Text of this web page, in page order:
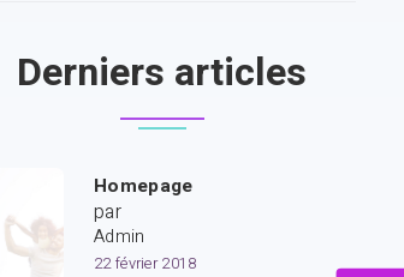
Derniers articles
Homepage
par
Admin
22 février 2018